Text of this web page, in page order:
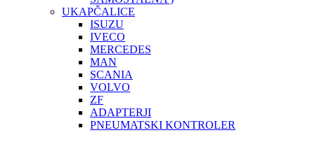
UKAPČALICE
ISUZU
IVECO
MERCEDES
MAN
SCANIA
VOLVO
ZF
ADAPTERJI
PNEUMATSKI KONTROLER